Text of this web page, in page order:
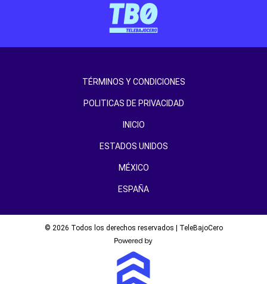
TÉRMINOS Y CONDICIONES
POLITICAS DE PRIVACIDAD
INICIO
ESTADOS UNIDOS
MÉXICO
ESPAÑA
© 2026 Todos los derechos reservados | TeleBajoCero